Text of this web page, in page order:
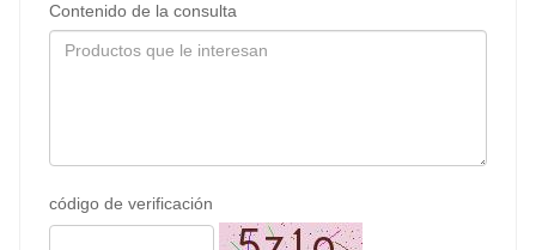
Contenido de la consulta
código de verificación